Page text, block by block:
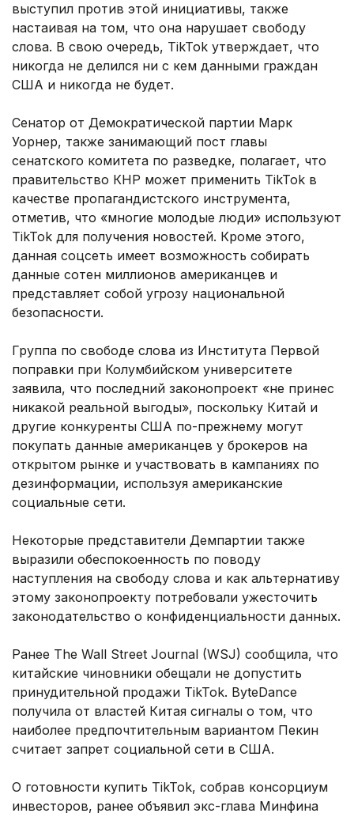
выступил против этой инициативы, также
настаивая на том, что она нарушает свободу
слова. В свою очередь, TikTok утверждает, что
никогда не делился ни с кем данными граждан
США и никогда не будет.
Сенатор от Демократической партии Марк
Уорнер, также занимающий пост главы
сенатского комитета по разведке, полагает, что
правительство КНР может применить TikTok в
качестве пропагандистского инструмента,
отметив, что «многие молодые люди» используют
TikTok для получения новостей. Кроме этого,
данная соцсеть имеет возможность собирать
данные сотен миллионов американцев и
представляет собой угрозу национальной
безопасности.
Группа по свободе слова из Института Первой
поправки при Колумбийском университете
заявила, что последний законопроект «не принес
никакой реальной выгоды», поскольку Китай и
другие конкуренты США по-прежнему могут
покупать данные американцев у брокеров на
открытом рынке и участвовать в кампаниях по
дезинформации, используя американские
социальные сети.
Некоторые представители Демпартии также
выразили обеспокоенность по поводу
наступления на свободу слова и как альтернативу
этому законопроекту потребовали ужесточить
законодательство о конфиденциальности данных.
Ранее The Wall Street Journal (WSJ) сообщила, что
китайские чиновники обещали не допустить
принудительной продажи TikTok. ByteDance
получила от властей Китая сигналы о том, что
наиболее предпочтительным вариантом Пекин
считает запрет социальной сети в США.
О готовности купить TikTok, собрав консорциум
инвесторов, ранее объявил экс-глава Минфина